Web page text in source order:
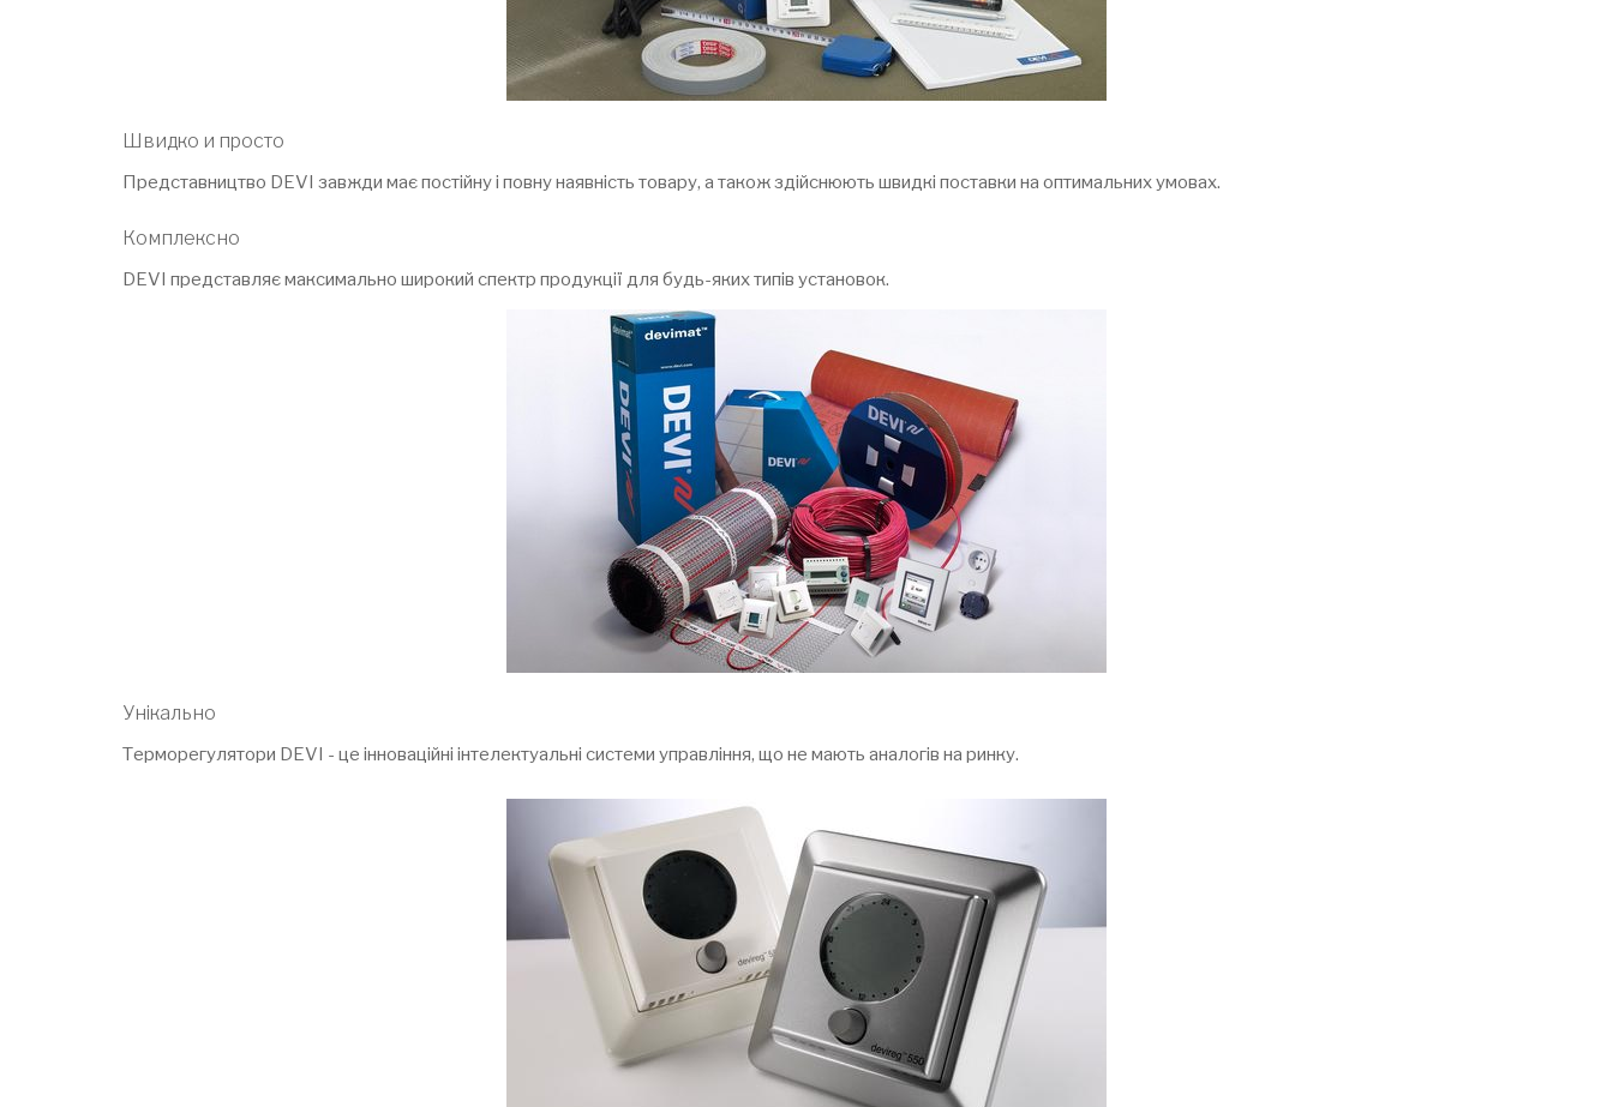
Швидко и просто
Представництво DEVI завжди має постійну і повну наявність товару, а також здійснюють швидкі поставки на оптимальних умовах.
Комплексно
DEVI представляє максимально широкий спектр продукції для будь-яких типів установок.
Унікально
Терморегулятори DEVI - це інноваційні інтелектуальні системи управління, що не мають аналогів на ринку.